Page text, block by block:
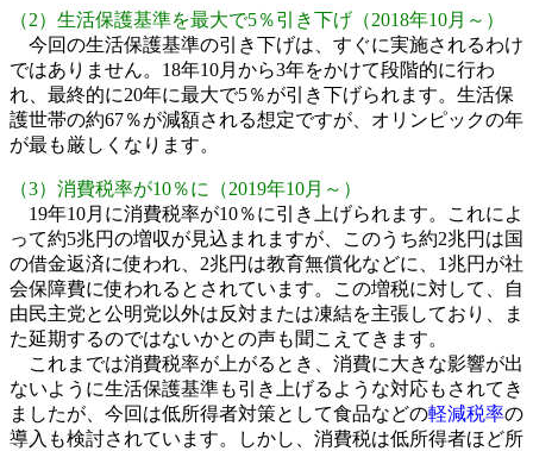
（2）生活保護基準を最大で5％引き下げ（2018年10月～）
今回の生活保護基準の引き下げは、すぐに実施されるわけ
ではありません。18年10月から3年をかけて段階的に行わ
れ、最終的に20年に最大で5％が引き下げられます。生活保
護世帯の約67％が減額される想定ですが、オリンピックの年
が最も厳しくなります。
（3）消費税率が10％に（2019年10月～）
19年10月に消費税率が10％に引き上げられます。これによ
って約5兆円の増収が見込まれますが、このうち約2兆円は国
の借金返済に使われ、2兆円は教育無償化などに、1兆円が社
会保障費に使われるとされています。この増税に対して、自
由民主党と公明党以外は反対または凍結を主張しており、ま
た延期するのではないかとの声も聞こえてきます。
これまでは消費税率が上がるとき、消費に大きな影響が出
ないように生活保護基準も引き上げるような対応もされてき
ましたが、今回は低所得者対策として食品などの軽減税率の
導入も検討されています。しかし、消費税は低所得者ほど所